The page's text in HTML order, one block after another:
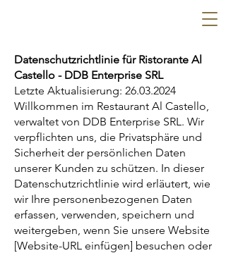
Datenschutzrichtlinie für Ristorante Al
Castello - DDB Enterprise SRL
Letzte Aktualisierung: 26.03.2024
Willkommen im Restaurant Al Castello,
verwaltet von DDB Enterprise SRL. Wir
verpflichten uns, die Privatsphäre und
Sicherheit der persönlichen Daten
unserer Kunden zu schützen. In dieser
Datenschutzrichtlinie wird erläutert, wie
wir Ihre personenbezogenen Daten
erfassen, verwenden, speichern und
weitergeben, wenn Sie unsere Website
[Website-URL einfügen] besuchen oder